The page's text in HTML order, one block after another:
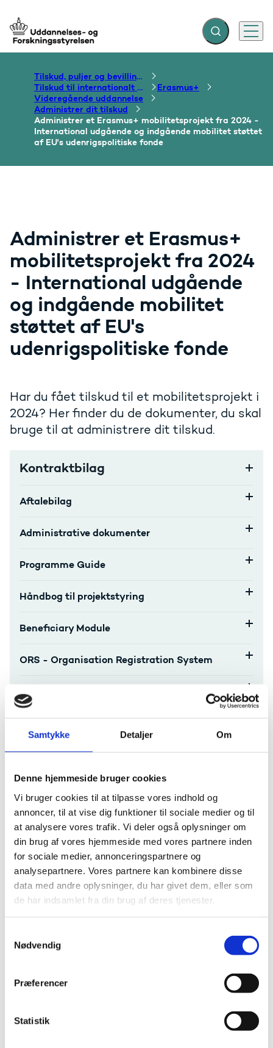
Samtykke Detaljer Om
Denne hjemmeside bruger cookies
Vi bruger cookies til at tilpasse vores indhold og
annoncer, til at vise dig funktioner til sociale medier og til
at analysere vores trafik. Vi deler også oplysninger om
din brug af vores hjemmeside med vores partnere inden
for sociale medier, annonceringspartnere og
analysepartnere. Vores partnere kan kombinere disse
data med andre oplysninger, du har givet dem, eller som
de har indsamlet fra din brug af deres tjenester.
Nødvendig
Præferencer
Statistik
Gå til forsiden Fold søgefelt ud
Menu
Tilskud, puljer og bevillinger
Tilskud til internationalt samarbejde om uddannelse
Erasmus+
Videregående uddannelse
Administrer dit tilskud
Administrer et Erasmus+ mobilitetsprojekt fra 2024 -
International udgående og indgående mobilitet støttet
af EU's udenrigspolitiske fonde
Administrer et Erasmus+
mobilitetsprojekt fra 2024
- International udgående
og indgående mobilitet
støttet af EU's
udenrigspolitiske fonde
Har du fået tilskud til et mobilitetsprojekt i
2024? Her finder du de dokumenter, du skal
bruge til at administrere dit tilskud.
Kontraktbilag
Aftalebilag
Administrative dokumenter
Programme Guide
Håndbog til projektstyring
Beneficiary Module
ORS - Organisation Registration System
Online Language Support
support
Force majeure og afbrudte mobilitetsophold
Formidling af dit projekt
Selvevalueringsskema
Behandling af data og personoplysninger
Hjælp til administration
Har du spørgsmål til afrapportering eller bilag,